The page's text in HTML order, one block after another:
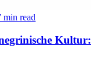
min read